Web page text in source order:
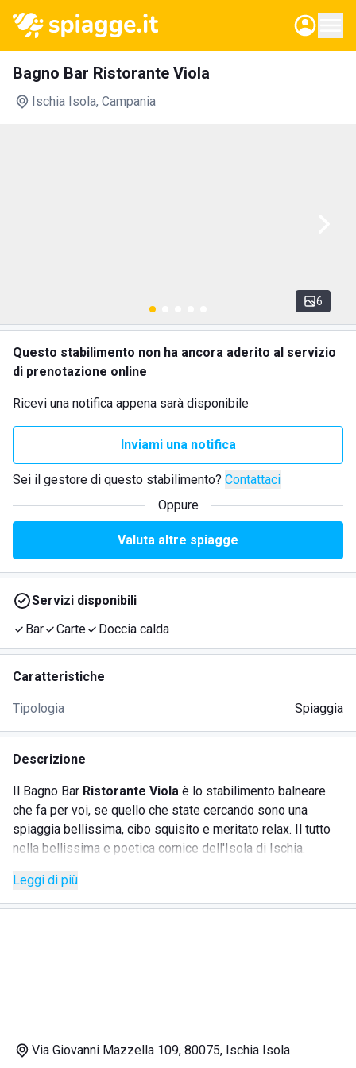
Bagno Bar Ristorante Viola
Ischia Isola, Campania
6
Questo stabilimento non ha ancora aderito al servizio
di prenotazione online
Ricevi una notifica appena sarà disponibile
Inviami una notifica
Sei il gestore di questo stabilimento? Contattaci
Oppure
Valuta altre spiagge
Servizi disponibili
Bar
Carte Doccia calda
Caratteristiche
Tipologia Spiaggia
Descrizione
Il Bagno Bar Ristorante Viola è lo stabilimento balneare
che fa per voi, se quello che state cercando sono una
spiaggia bellissima, cibo squisito e meritato relax. Il tutto
nella bellissima e poetica cornice dell'Isola di Ischia.
l'esigenza del cliente più esigente (tant'è che anche
personaggi del mondo dello spettacolo come Bono Vox -
servizi igienici costantemente puliti e sanificati
Leggi di più
Via Giovanni Mazzella 109, 80075, Ischia Isola